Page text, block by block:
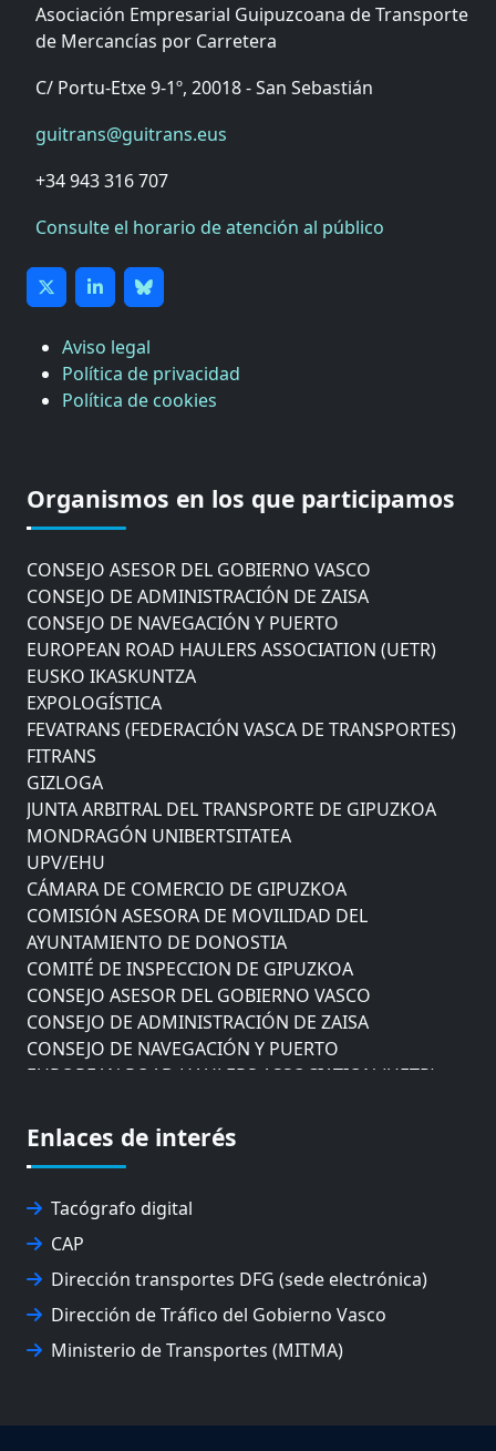
Asociación Empresarial Guipuzcoana de Transporte
de Mercancías por Carretera
C/ Portu-Etxe 9-1º, 20018 - San Sebastián
guitrans@guitrans.eus
+34 943 316 707
Consulte el horario de atención al público
Aviso legal
Política de privacidad
Política de cookies
Organismos en los que participamos
COMISIÓN ASESORA DE MOVILIDAD DEL
AYUNTAMIENTO DE DONOSTIA
COMITÉ DE INSPECCION DE GIPUZKOA
CONSEJO ASESOR DEL GOBIERNO VASCO
CONSEJO DE ADMINISTRACIÓN DE ZAISA
CONSEJO DE NAVEGACIÓN Y PUERTO
EUROPEAN ROAD HAULERS ASSOCIATION (UETR)
EUSKO IKASKUNTZA
EXPOLOGÍSTICA
FEVATRANS (FEDERACIÓN VASCA DE TRANSPORTES)
FITRANS
GIZLOGA
JUNTA ARBITRAL DEL TRANSPORTE DE GIPUZKOA
MONDRAGÓN UNIBERTSITATEA
UPV/EHU
CÁMARA DE COMERCIO DE GIPUZKOA
COMISIÓN ASESORA DE MOVILIDAD DEL
AYUNTAMIENTO DE DONOSTIA
COMITÉ DE INSPECCION DE GIPUZKOA
CONSEJO ASESOR DEL GOBIERNO VASCO
CONSEJO DE ADMINISTRACIÓN DE ZAISA
CONSEJO DE NAVEGACIÓN Y PUERTO
EUROPEAN ROAD HAULERS ASSOCIATION (UETR)
EXPOLOGÍSTICA
FEVATRANS (FEDERACIÓN VASCA DE TRANSPORTES)
FITRANS
GIZLOGA
MONDRAGÓN UNIBERTSITATEA
UPV/EHU
Enlaces de interés
Tacógrafo digital
CAP
Dirección transportes DFG (sede electrónica)
Dirección de Tráfico del Gobierno Vasco
Ministerio de Transportes (MITMA)